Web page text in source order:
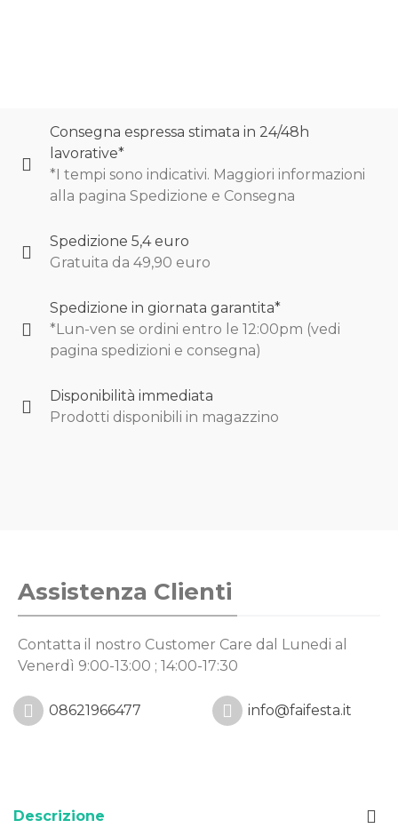
Consegna espressa stimata in 24/48h
lavorative*
*I tempi sono indicativi. Maggiori informazioni
alla pagina Spedizione e Consegna
Spedizione 5,4 euro
Gratuita da 49,90 euro
Spedizione in giornata garantita*
*Lun-ven se ordini entro le 12:00pm (vedi
pagina spedizioni e consegna)
Disponibilità immediata
Prodotti disponibili in magazzino
Assistenza Clienti
Contatta il nostro Customer Care dal Lunedi al
Venerdì 9:00-13:00 ; 14:00-17:30
08621966477 info@faifesta.it
Descrizione